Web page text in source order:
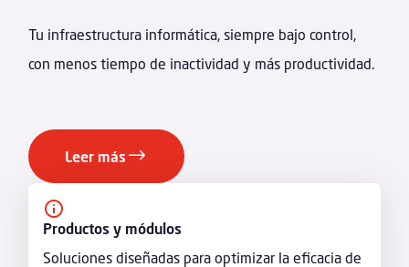
Tu infraestructura informática, siempre bajo control,
con menos tiempo de inactividad y más productividad.
Leer más
Productos y módulos
Soluciones diseñadas para optimizar la eficacia de